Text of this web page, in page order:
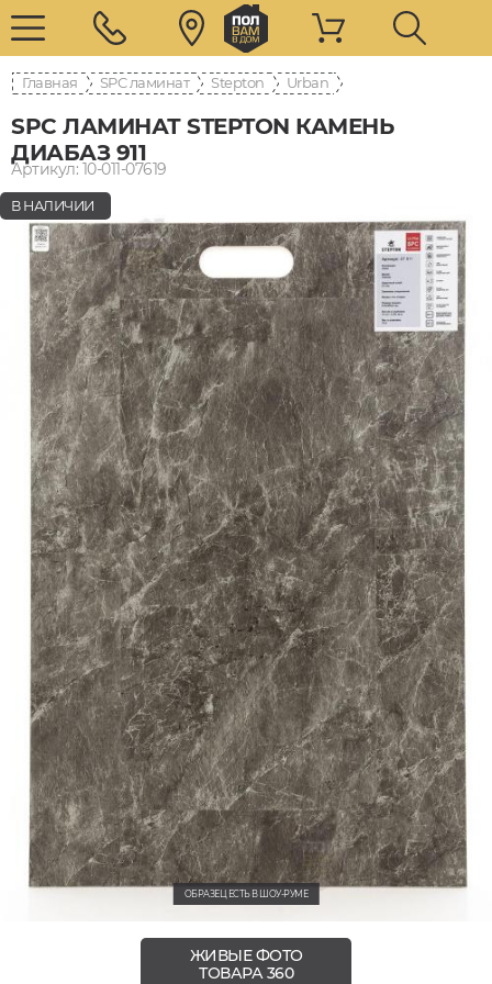
Главная SPC ламинат Stepton Urban
SPC ЛАМИНАТ STEPTON КАМЕНЬ
ДИАБАЗ 911
Артикул: 10-011-07619
В НАЛИЧИИ
ОБРАЗЕЦ ЕСТЬ В ШОУ-РУМЕ
ЖИВЫЕ ФОТО
ТОВАРА 360